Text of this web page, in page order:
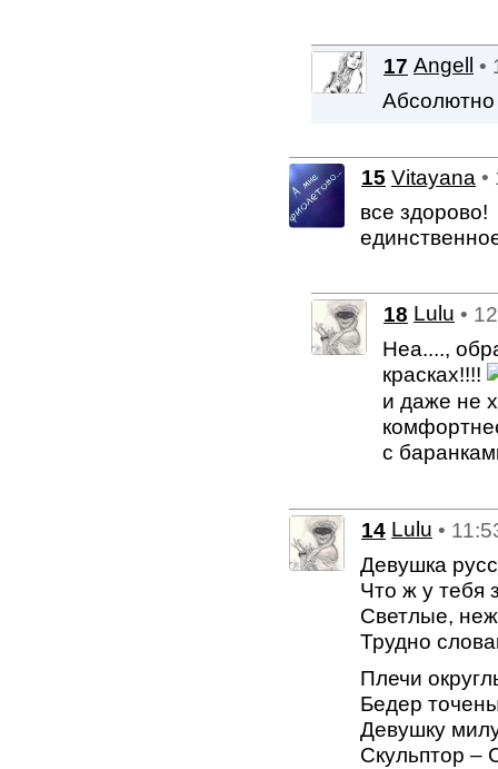
17 Angell •
15 Vitayana •
все здорово!
18 Lulu •
Неа....,
красках!!!!
и даже не
с
14 Lulu •
Девушка
Что ж у тебя
Светлые,
Трудно
Плечи
Бедер
Девушку
Скульптор –